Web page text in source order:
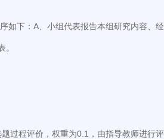
如下：A、小组代表报告本组研究内容、
过程评价，权重为0.1，由指导教师进